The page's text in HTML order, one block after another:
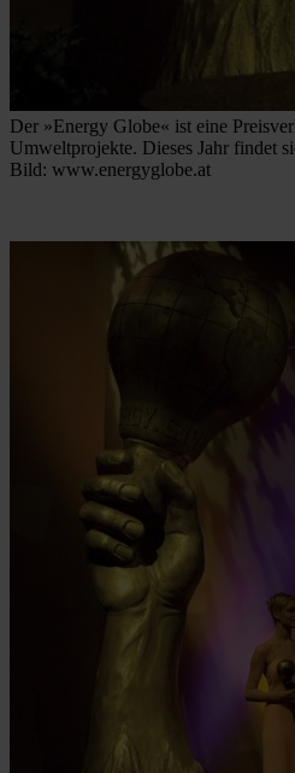
Der »Energy Globe« ist eine
Umweltprojekte. Dieses Jahr findet
Bild: www.energyglobe.at